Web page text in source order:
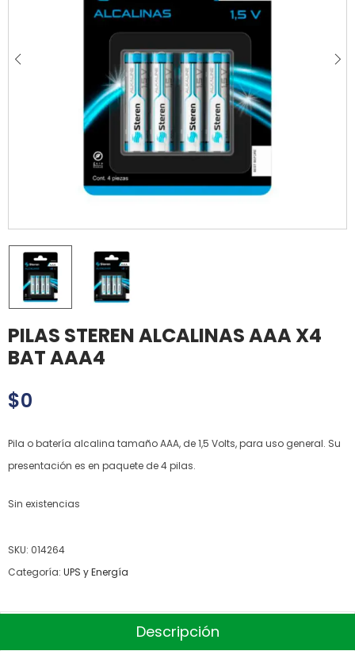
PILAS STEREN ALCALINAS AAA X4
BAT AAA4
$0
Pila o batería alcalina tamaño AAA, de 1,5 Volts, para uso general. Su
presentación es en paquete de 4 pilas.
Sin existencias
SKU: 014264
Categoría: UPS y Energía
Descripción